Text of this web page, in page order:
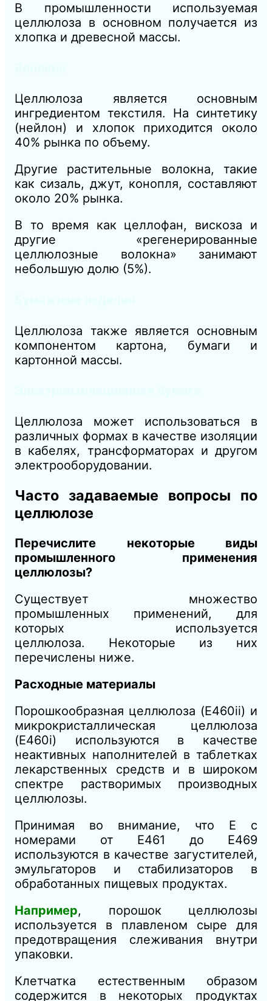
В промышленности используемая
целлюлоза в основном получается из
хлопка и древесной массы.
Целлюлоза является основным
ингредиентом текстиля. На синтетику
(нейлон) и хлопок приходится около
40% рынка по объему.
Другие растительные волокна, такие
как сизаль, джут, конопля, составляют
около 20% рынка.
В то время как целлофан, вискоза и
другие «регенерированные
целлюлозные волокна» занимают
небольшую долю (5%).
Целлюлоза также является основным
компонентом картона, бумаги и
картонной массы.
Целлюлоза может использоваться в
различных формах в качестве изоляции
в кабелях, трансформаторах и другом
электрооборудовании.
Часто задаваемые вопросы по
целлюлозе
Перечислите некоторые виды
промышленного применения
целлюлозы?
Существует множество
промышленных применений, для
которых используется
целлюлоза. Некоторые из них
перечислены ниже.
Расходные материалы
Порошкообразная целлюлоза (E460ii) и
микрокристаллическая целлюлоза
(E460i) используются в качестве
неактивных наполнителей в таблетках
лекарственных средств и в широком
спектре растворимых производных
целлюлозы.
Принимая во внимание, что E с
номерами от E461 до E469
используются в качестве загустителей,
эмульгаторов и стабилизаторов в
обработанных пищевых продуктах.
Например, порошок целлюлозы
используется в плавленом сыре для
предотвращения слеживания внутри
упаковки.
Клетчатка естественным образом
содержится в некоторых продуктах